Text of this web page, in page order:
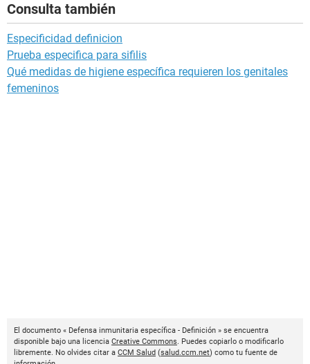
Consulta también
Especificidad definicion
Prueba especifica para sifilis
Qué medidas de higiene específica requieren los genitales
femeninos
El documento « Defensa inmunitaria específica - Definición » se encuentra
disponible bajo una licencia Creative Commons. Puedes copiarlo o modificarlo
libremente. No olvides citar a CCM Salud (salud.ccm.net) como tu fuente de